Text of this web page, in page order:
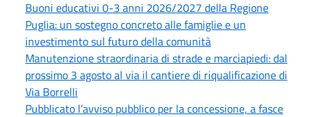
Buoni educativi 0-3 anni 2026/2027 della Regione
Puglia: un sostegno concreto alle famiglie e un
investimento sul futuro della comunità
Manutenzione straordinaria di strade e marciapiedi: dal
prossimo 3 agosto al via il cantiere di riqualificazione di
Via Borrelli
Pubblicato l’avviso pubblico per la concessione, a fasce